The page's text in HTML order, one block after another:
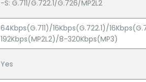
-S: G.711/G.722.1/G.726/MP2L2
64Kbps(G.711)/16Kbps(G.722.1)/
192Kbps(MP2L2)/8-320Kbps(MP3)
Yes